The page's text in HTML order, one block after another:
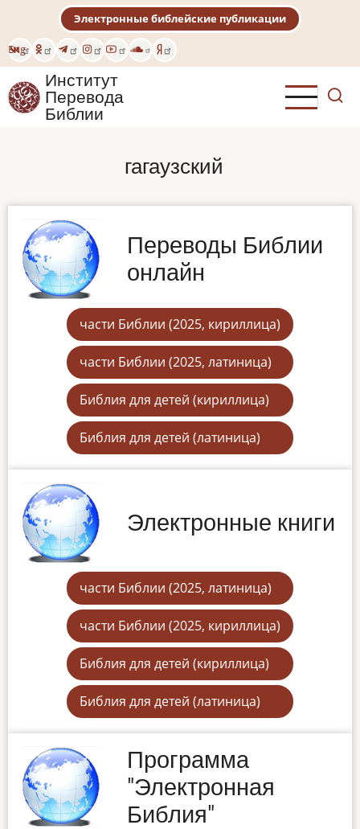
основному
содержанию
Eng
Электронные библейские публикации
Институт
Перевода
Библии
гагаузский
Переводы Библии
онлайн
части Библии (2025, кириллица)
части Библии (2025, латиница)
Библия для детей (кириллица)
Библия для детей (латиница)
Электронные книги
части Библии (2025, латиница)
части Библии (2025, кириллица)
Библия для детей (кириллица)
Библия для детей (латиница)
Программа
"Электронная
Библия"